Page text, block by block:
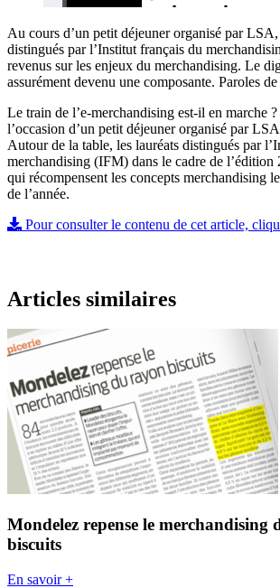
Au cours d’un petit déjeuner organisé par LSA,
distingués par l’Institut français du
revenus sur les enjeux du merchandising. Le
assurément devenu une composante. Paroles
Le train de l’e-merchandising est-il en marche ?
l’occasion d’un petit déjeuner organisé par
Autour de la table, les lauréats distingués par
merchandising (IFM) dans le cadre de l’édition
qui récompensent les concepts merchandising
de l’année.
Pour consulter le contenu de cet article,
Articles similaires
Mondelez repense le merchandising
biscuits
En savoir +